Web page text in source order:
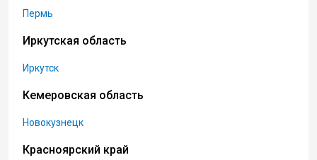
Пермь
Иркутская область
Иркутск
Кемеровская область
Новокузнецк
Красноярский край